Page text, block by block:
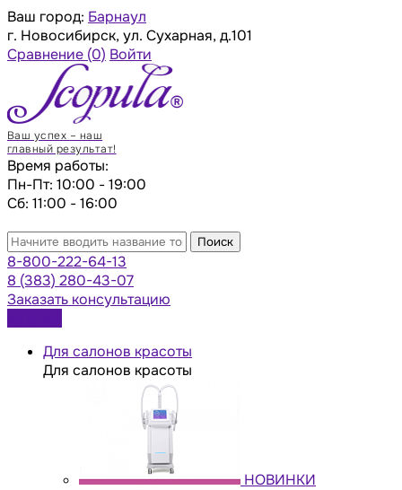
Ваш город: Барнаул
г. Новосибирск, ул. Сухарная, д.101
Сравнение (0) Войти
Ваш успех – наш
главный результат!
Время работы:
Пн-Пт: 10:00 - 19:00
Сб: 11:00 - 16:00
Поиск
8-800-222-64-13
8 (383) 280-43-07
Заказать консультацию
Для салонов красоты
Для салонов красоты
НОВИНКИ